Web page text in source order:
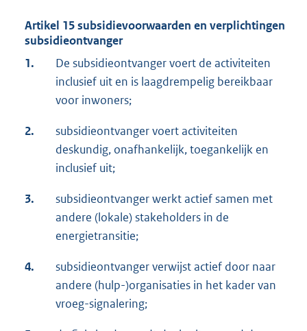
Artikel 15 subsidievoorwaarden en verplichtingen
subsidieontvanger
1.
De subsidieontvanger voert de activiteiten
inclusief uit en is laagdrempelig bereikbaar
voor inwoners;
2.
subsidieontvanger voert activiteiten
deskundig, onafhankelijk, toegankelijk en
inclusief uit;
3.
subsidieontvanger werkt actief samen met
andere (lokale) stakeholders in de
energietransitie;
4.
subsidieontvanger verwijst actief door naar
andere (hulp-)organisaties in het kader van
vroeg-signalering;